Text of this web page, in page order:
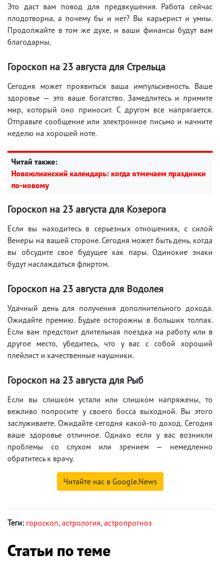
Это даст вам повод для предвкушения. Работа сейчас
плодотворна, а почему бы и нет? Вы карьерист и умны.
Продолжайте в том же духе, и ваши финансы будут вам
благодарны.
Гороскоп на 23 августадля Стрельца
Сегодня может проявиться ваша импульсивность. Ваше
здоровье — это ваше богатство. Замедлитесь и примите
мир, который оно приносит. С другом все напрягается.
Отправьте сообщение или электронное письмо и начните
неделю на хорошей ноте.
Читай также:
Новоюлианский календарь: когда отмечаем праздники
по-новому
Гороскоп на 23августадля Козерога
Если вы находитесь в серьезных отношениях, с силой
Венеры на вашей стороне. Сегодня может быть день, когда
вы обсудите свое будущее как пары. Одинокие знаки
будут наслаждаться флиртом.
Гороскоп на 23 августадля Водолея
Удачный день для получения дополнительного дохода.
Ожидайте премию. Будьте осторожны в больших толпах.
Если вам предстоит длительная поездка на работу или в
другое место, убедитесь, что у вас с собой хороший
плейлист и качественные наушники.
Гороскоп на 23 августадля Рыб
Если вы слишком устали или слишком напряжены, то
вежливо попросите у своего босса выходной. Вы этого
заслуживаете. Ожидайте сегодня какой-то доход. Сегодня
ваше здоровье отличное. Однако если у вас возникли
проблемы со слухом или зрением — немедленно
обратитесь к врачу.
Читайте нас в Google.News
Теги: гороскоп, астрология, астропрогноз
Статьи по теме